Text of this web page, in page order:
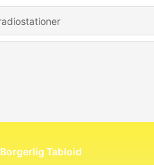
Borgerlig Tabloid